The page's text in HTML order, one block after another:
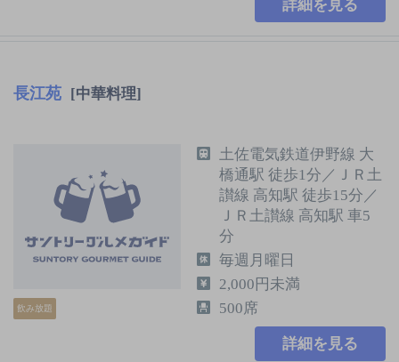
詳細を見る
長江苑 [中華料理]
飲み放題
土佐電気鉄道伊野線 大
橋通駅 徒歩1分／ＪＲ土
讃線 高知駅 徒歩15分／
ＪＲ土讃線 高知駅 車5
分
毎週月曜日
2,000円未満
500席
詳細を見る